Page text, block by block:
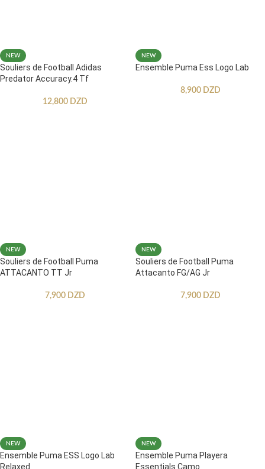
NEW
Souliers de Football Adidas
Predator Accuracy.4 Tf
12,800 DZD
NEW
Ensemble Puma Ess Logo Lab
8,900 DZD
NEW
Souliers de Football Puma
ATTACANTO TT Jr
7,900 DZD
NEW
Souliers de Football Puma
Attacanto FG/AG Jr
7,900 DZD
NEW
Ensemble Puma ESS Logo Lab
Relaxed
NEW
Ensemble Puma Playera
Essentials Camo